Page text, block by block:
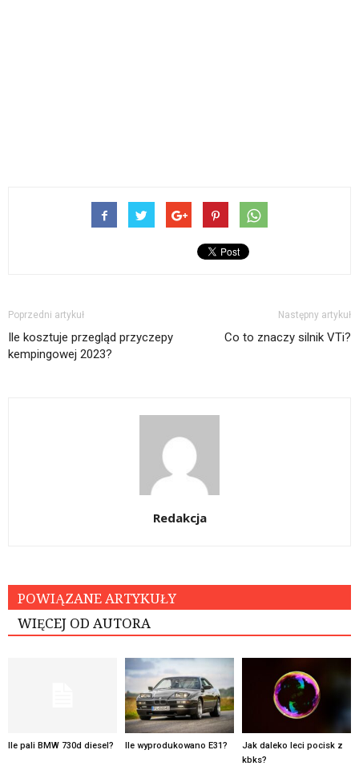
Poprzedni artykuł
Ile kosztuje przegląd przyczepy
kempingowej 2023?
Następny artykuł
Co to znaczy silnik VTi?
Redakcja
POWIĄZANE ARTYKUŁY
WIĘCEJ OD AUTORA
Ile pali BMW 730d diesel? Ile wyprodukowano E31?
Jak daleko leci pocisk z
kbks?